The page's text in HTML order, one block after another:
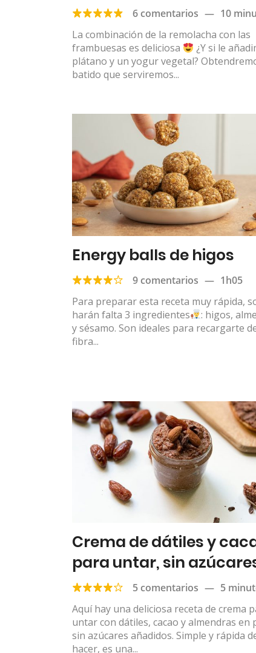
6 comentarios — 10
La combinación de la remolacha con las
frambuesas es deliciosa
¿Y si le
plátano y un yogur vegetal?
batido que serviremos...
Energy balls de higos
9 comentarios — 1h05
Para preparar esta receta muy rápida,
harán falta 3 ingredientes
: higos,
y sésamo. Son ideales para recargarte
fibra...
Crema de dátiles y
para untar, sin
añadidos5 comentarios — 5
Aquí hay una deliciosa receta de crema
untar con dátiles, cacao y almendras en
sin azúcares añadidos. Simple y rápida
hacer, es una...